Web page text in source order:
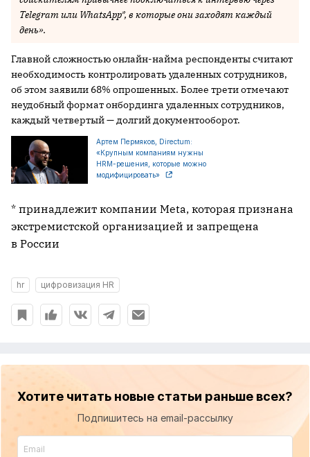
Telegram или WhatsApp*, в которые они заходят каждый
день».
Главной сложностью онлайн-найма респонденты считают
необходимость контролировать удаленных сотрудников,
об этом заявили 68% опрошенных. Более трети отмечают
неудобный формат онбординга удаленных сотрудников,
каждый четвертый — долгий документооборот.
Артем Пермяков, Directum:
«Крупным компаниям нужны
HRM-решения, которые можно
модифицировать»
* принадлежит компании Meta, которая признана
экстремистской организацией и запрещена
в России
hr цифровизация HR
Хотите читать новые статьи раньше всех?
Подпишитесь на email-рассылку